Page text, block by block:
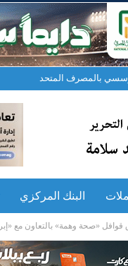
بالمصرف المتحد
البنك المركزي